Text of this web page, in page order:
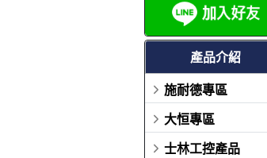
產品介紹
施耐德專區
大恒專區
士林工控產品